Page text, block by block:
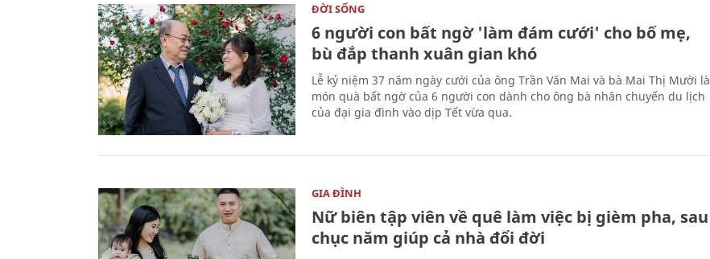
ĐỜI SỐNG
6 người con bất ngờ 'làm đám cưới' cho bố mẹ,
bù đắp thanh xuân gian khó
Lễ kỷ niệm 37 năm ngày cưới của ông Trần Văn Mai và bà Mai Thị Mười là
món quà bất ngờ của 6 người con dành cho ông bà nhân chuyến du lịch
của đại gia đình vào dịp Tết vừa qua.
GIA ĐÌNH
Nữ biên tập viên về quê làm việc bị gièm pha, sau
chục năm giúp cả nhà đổi đời